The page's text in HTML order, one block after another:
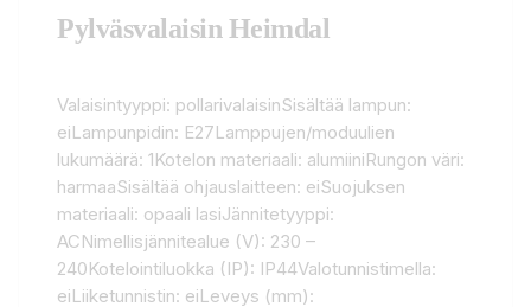
Pylväsvalaisin Heimdal
Valaisintyyppi: pollarivalaisinSisältää lampun:
eiLampunpidin: E27Lamppujen/moduulien
lukumäärä: 1Kotelon materiaali: alumiiniRungon väri:
harmaaSisältää ohjauslaitteen: eiSuojuksen
materiaali: opaali lasiJännitetyyppi:
ACNimellisjännitealue (V): 230 –
240Kotelointiluokka (IP): IP44Valotunnistimella:
eiLiiketunnistin: eiLeveys (mm):